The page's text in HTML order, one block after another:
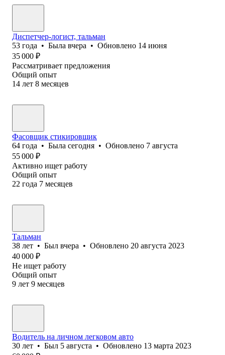
Диспетчер-логист, тальман
53 года • Была вчера • Обновлено 14 июня
35 000 ₽
Рассматривает предложения
Общий опыт
14 лет 8 месяцев
Фасовщик стикировщик
64 года • Была сегодня • Обновлено 7 августа
55 000 ₽
Активно ищет работу
Общий опыт
22 года 7 месяцев
Тальман
38 лет • Был вчера • Обновлено 20 августа 2023
40 000 ₽
Не ищет работу
Общий опыт
9 лет 9 месяцев
Водитель на личном легковом авто
30 лет • Был 5 августа • Обновлено 13 марта 2023